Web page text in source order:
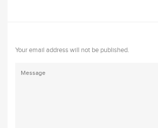
Your email address will not be published.